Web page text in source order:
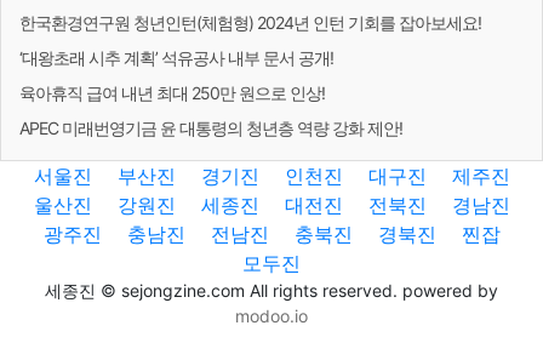
한국환경연구원 청년인턴(체험형) 2024년 인턴 기회를 잡아보세요!
‘대왕초래 시추 계획’ 석유공사 내부 문서 공개!
육아휴직 급여 내년 최대 250만 원으로 인상!
APEC 미래번영기금 윤 대통령의 청년층 역량 강화 제안!
서울진 부산진 경기진 인천진 대구진
제주진
울산진
강원진 세종진 대전진 전북진
경남진
광주진
충남진 전남진 충북진 경북진
찐잡
모두진
세종진 © sejongzine.com All rights reserved. powered by
modoo.io